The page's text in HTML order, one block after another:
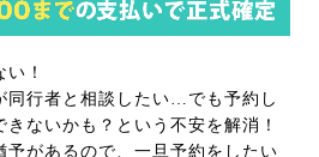
！
同行者と相談したい…でも予約し
ないかも？という不安を解消！
予があるので、一旦予約をしたい